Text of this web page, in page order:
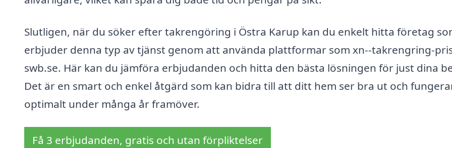
Slutligen, när du söker efter takrengöring i Östra Karup kan du enkelt hitta företag
erbjuder denna typ av tjänst genom att använda plattformar som xn--takrengring-
swb.se. Här kan du jämföra erbjudanden och hitta den bästa lösningen för just dina
Det är en smart och enkel åtgärd som kan bidra till att ditt hem ser bra ut och
optimalt under många år framöver.
Få 3 erbjudanden, gratis och utan förpliktelser